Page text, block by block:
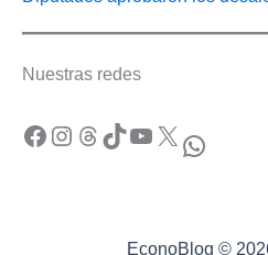
Nuestras redes
Facebook Instagram Threads TikTok YouTube X WhatsApp
EconoBlog ©